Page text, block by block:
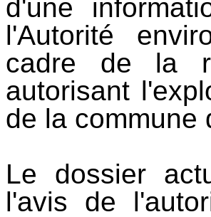
d'une
l'Autorité
cadre de la
autorisant
de la commune
Le dossier
l'avis de